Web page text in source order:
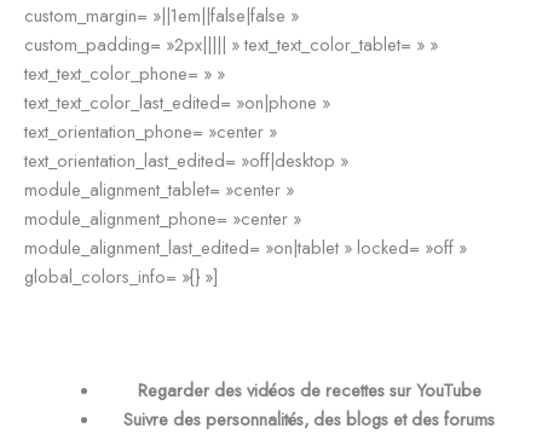
custom_margin= »||1em||false|false »
custom_padding= »2px||||| » text_text_color_tablet= » »
text_text_color_phone= » »
text_text_color_last_edited= »on|phone »
text_orientation_phone= »center »
text_orientation_last_edited= »off|desktop »
module_alignment_tablet= »center »
module_alignment_phone= »center »
module_alignment_last_edited= »on|tablet » locked= »off »
global_colors_info= »{} »]
Regarder des vidéos de recettes sur YouTube
Suivre des personnalités, des blogs et des forums